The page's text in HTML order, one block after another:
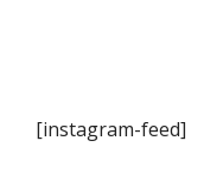
[instagram-feed]